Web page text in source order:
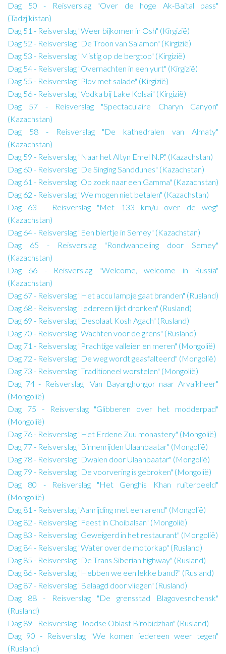
Dag 50 - Reisverslag "Over de hoge Ak-Baital pass"
(Tadzjikistan)
Dag 51 - Reisverslag "Weer bijkomen in Osh" (Kirgizië)
Dag 52 - Reisverslag "De Troon van Salamon" (Kirgizië)
Dag 53 - Reisverslag "Mistig op de bergtop" (Kirgizië)
Dag 54 - Reisverslag "Overnachten in een yurt" (Kirgizië)
Dag 55 - Reisverslag "Plov met salade" (Kirgizië)
Dag 56 - Reisverslag "Vodka bij Lake Kolsai" (Kirgizië)
Dag 57 - Reisverslag "Spectaculaire Charyn Canyon"
(Kazachstan)
Dag 58 - Reisverslag "De kathedralen van Almaty"
(Kazachstan)
Dag 59 - Reisverslag "Naar het Altyn Emel N.P." (Kazachstan)
Dag 60 - Reisverslag "De Singing Sanddunes" (Kazachstan)
Dag 61 - Reisverslag "Op zoek naar een Gamma" (Kazachstan)
Dag 62 - Reisverslag "We mogen niet betalen" (Kazachstan)
Dag 63 - Reisverslag "Met 133 km/u over de weg"
(Kazachstan)
Dag 64 - Reisverslag "Een biertje in Semey" (Kazachstan)
Dag 65 - Reisverslag "Rondwandeling door Semey"
(Kazachstan)
Dag 66 - Reisverslag "Welcome, welcome in Russia"
(Kazachstan)
Dag 67 - Reisverslag "Het accu lampje gaat branden" (Rusland)
Dag 68 - Reisverslag "Iedereen lijkt dronken" (Rusland)
Dag 69 - Reisverslag "Desolaat Kosh Agach" (Rusland)
Dag 70 - Reisverslag "Wachten voor de grens" (Rusland)
Dag 71 - Reisverslag "Prachtige valleien en meren" (Mongolië)
Dag 72 - Reisverslag "De weg wordt geasfalteerd" (Mongolië)
Dag 73 - Reisverslag "Traditioneel worstelen" (Mongolië)
Dag 74 - Reisverslag "Van Bayanghongor naar Arvaikheer"
(Mongolië)
Dag 75 - Reisverslag "Glibberen over het modderpad"
(Mongolië)
Dag 76 - Reisverslag "Het Erdene Zuu monastery" (Mongolië)
Dag 77 - Reisverslag "Binnenrijden Ulaanbaatar" (Mongolië)
Dag 78 - Reisverslag "Dwalen door Ulaanbaatar" (Mongolië)
Dag 79 - Reisverslag "De voorvering is gebroken" (Mongolië)
Dag 80 - Reisverslag "Het Genghis Khan ruiterbeeld"
(Mongolië)
Dag 81 - Reisverslag "Aanrijding met een arend" (Mongolië)
Dag 82 - Reisverslag "Feest in Choibalsan" (Mongolië)
Dag 83 - Reisverslag "Geweigerd in het restaurant" (Mongolië)
Dag 84 - Reisverslag "Water over de motorkap" (Rusland)
Dag 85 - Reisverslag "De Trans Siberian highway" (Rusland)
Dag 86 - Reisverslag "Hebben we een lekke band?" (Rusland)
Dag 87 - Reisverslag "Belaagd door vliegen" (Rusland)
Dag 88 - Reisverslag "De grensstad Blagovesnchensk"
(Rusland)
Dag 89 - Reisverslag "Joodse Oblast Birobidzhan" (Rusland)
Dag 90 - Reisverslag "We komen iedereen weer tegen"
(Rusland)